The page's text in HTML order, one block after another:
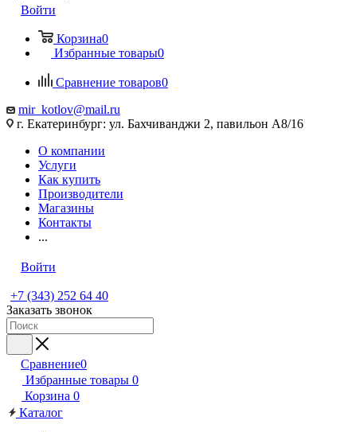
Войти
Корзина0
Избранные товары0
Сравнение товаров0
mir_kotlov@mail.ru
г. Екатеринбург: ул. Бахчиванджи 2, павильон А8/16
О компании
Услуги
Как купить
Производители
Магазины
Контакты
...
Войти
+7 (343) 252 64 40
Заказать звонок
Сравнение0
Избранные товары 0
Корзина 0
Каталог